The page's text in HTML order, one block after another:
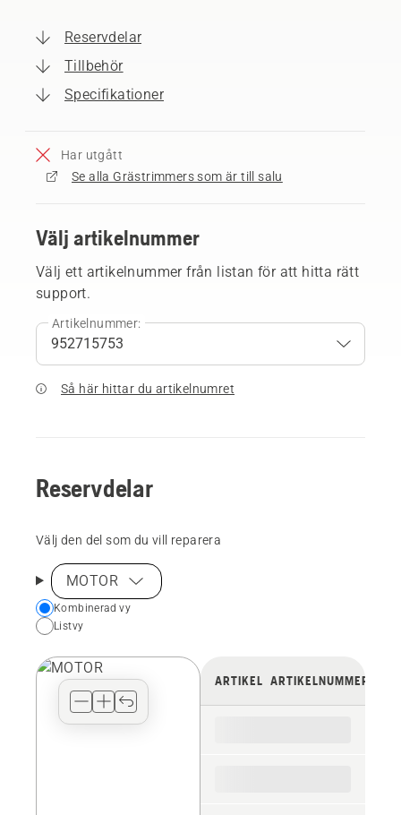
Reservdelar
Tillbehör
Specifikationer
Har utgått
Se alla Grästrimmers som är till salu
Välj artikelnummer
Välj ett artikelnummer från listan för att hitta rätt
support.
Artikelnummer:
Så här hittar du artikelnumret
Reservdelar
Välj den del som du vill reparera
MOTOR
Choose
your
view
Kombinerad vy
Listvy
ARTIKEL ARTIKELNUMMER